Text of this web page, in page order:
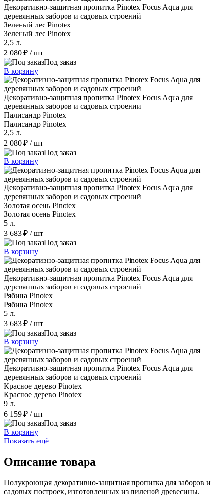
Декоративно-защитная пропитка Pinotex Focus Aqua для
деревянных заборов и садовых строений
Зеленый лес Pinotex
Зеленый лес Pinotex
2,5 л.
2 080 ₽ / шт
Под заказ
В корзину
Декоративно-защитная пропитка Pinotex Focus Aqua для
деревянных заборов и садовых строений
Палисандр Pinotex
Палисандр Pinotex
2,5 л.
2 080 ₽ / шт
Под заказ
В корзину
Декоративно-защитная пропитка Pinotex Focus Aqua для
деревянных заборов и садовых строений
Золотая осень Pinotex
Золотая осень Pinotex
5 л.
3 683 ₽ / шт
Под заказ
В корзину
Декоративно-защитная пропитка Pinotex Focus Aqua для
деревянных заборов и садовых строений
Рябина Pinotex
Рябина Pinotex
5 л.
3 683 ₽ / шт
Под заказ
В корзину
Декоративно-защитная пропитка Pinotex Focus Aqua для
деревянных заборов и садовых строений
Красное дерево Pinotex
Красное дерево Pinotex
9 л.
6 159 ₽ / шт
Под заказ
В корзину
Показать ещё
Описание товара
Полукроющая декоративно-защитная пропитка для заборов и
садовых построек, изготовленных из пиленой древесины.